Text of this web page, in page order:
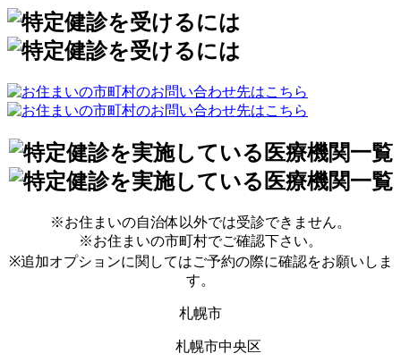
※お住まいの自治体以外では受診できません。
※お住まいの市町村でご確認下さい。
※追加オプションに関してはご予約の際に確認をお願いしま
す。
札幌市
札幌市中央区